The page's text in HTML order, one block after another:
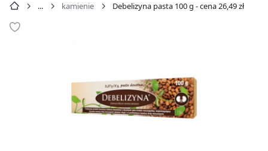
kamienie Debelizyna pasta 100 g - cena 26,49 zł